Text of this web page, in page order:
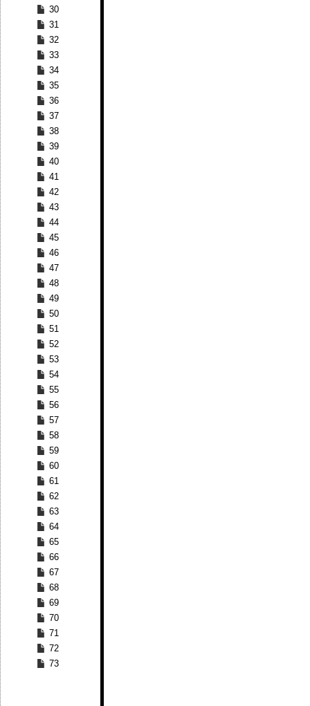
30
31
32
33
34
35
36
37
38
39
40
41
42
43
44
45
46
47
48
49
50
51
52
53
54
55
56
57
58
59
60
61
62
63
64
65
66
67
68
69
70
71
72
73